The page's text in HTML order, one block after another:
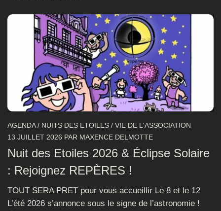
AGENDA/ NUITS DES ETOILES / VIE DE L'ASSOCIATION
13 JUILLET 2026 PAR MAXENCE DELMOTTE
Nuit des Etoiles 2026 & Éclipse Solaire
: Rejoignez REPÈRES !
TOUT SERA PRET pour vous accueillir Le 8 et le 12
L’été 2026 s’annonce sous le signe de l’astronomie !